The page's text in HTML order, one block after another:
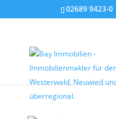
02689 9423-0
Luisa
vonChristian Bay|